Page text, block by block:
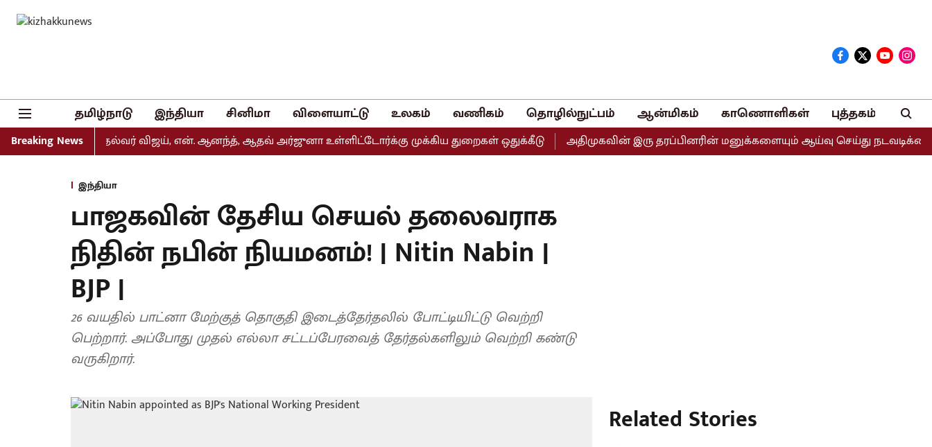
தமிழ்நாடு இந்தியா சினிமா விளையாட்டு உலகம் வணிகம் தொழில்நுட்பம் ஆன்மிகம் காணொளிகள் புத்தகம்
Breaking Newsமுதல்வர் விஜய், என். ஆனந்த், ஆதவ் அர்ஜுனா உள்ளிட்டோர்க்கு முக்கிய துறைகள் ஒதுக்கீடு அதிமுகவின் இரு தரப்பினரின் மனுக்களையும் ஆய்வு செய்து நடவடிக்கை
இந்தியா
பாஜகவின் தேசிய செயல் தலைவராக
நிதின் நபின் நியமனம்! | Nitin Nabin |
BJP |
26 வயதில் பாட்னா மேற்குத் தொகுதி இடைத்தேர்தலில் போட்டியிட்டு வெற்றி
பெற்றார். அப்போது முதல் எல்லா சட்டப்பேரவைத் தேர்தல்களிலும் வெற்றி கண்டு
வருகிறார்.
Related Stories